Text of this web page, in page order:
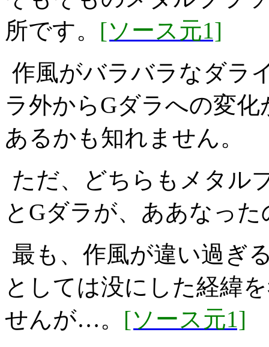
所です。 [ソース元1]
作風がバラバラなダラ
ラ外からGダラへの変
あるかも知れません。
ただ、どちらもメタル
とGダラが、ああなっ
最も、作風が違い過ぎ
としては没にした経緯
せんが…。 [ソース元1]